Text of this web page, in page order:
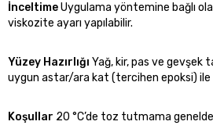
İnceltimeUygulama yöntemine bağlı
viskozite ayarı yapılabilir.
Yüzey Hazırlığı Yağ, kir, pas ve gevşek
uygun astar/ara kat (tercihen epoksi) ile
Koşullar 20 °C’de toz tutmama